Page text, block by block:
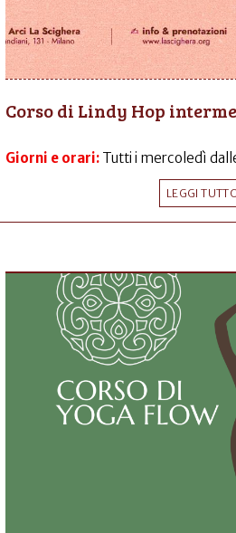
Corso di Lindy Hop
Giorni e orari: Tutti i mercoledì
LEGGI